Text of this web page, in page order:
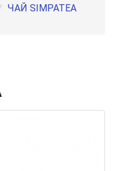
ЧАЙ SIMPATEA